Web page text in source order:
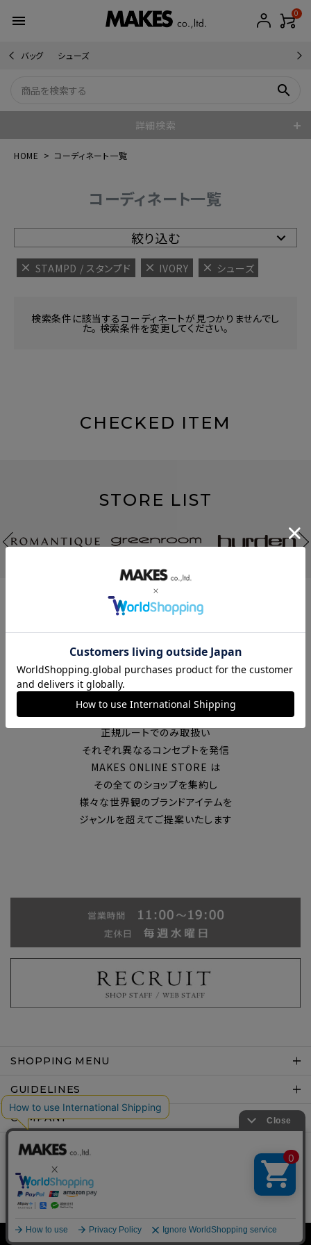
menu 0
バッグ シューズ
search
詳細検索
HOME コーディネート一覧
コーディネート一覧
絞り込む
STAMPD / スタンプド IVORY シューズ
検索条件に該当するコーディネートが見つかりませんでし
た。 検索条件を変更してください。
CHECKED ITEM
STORE LIST
富山の中心エリアで現在7店舗の
セレクトショップを展開
国内外のブランドを
正規ルートでのみ取扱い
それぞれ異なるコンセプトを発信
MAKES ONLINE STORE は
その全てのショップを集約し
様々な世界観のブランドアイテムを
ジャンルを超えてご提案いたします
SHOPPING MENU
GUIDELINES
COMPANY
Copyright © MAKES co.,ltd .All rights reserved